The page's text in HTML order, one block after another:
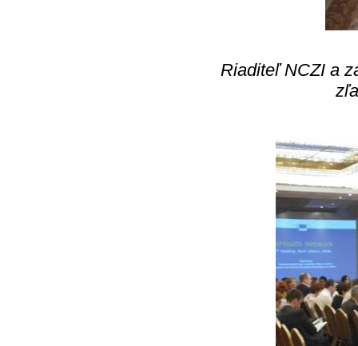
Riaditeľ NCZI a